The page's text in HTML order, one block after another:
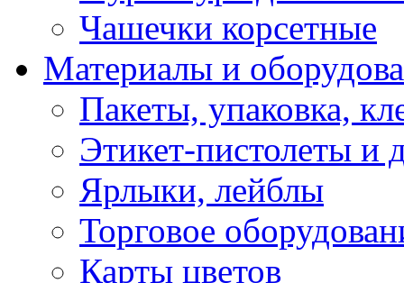
Чашечки корсетные
Материалы и
Пакеты, упаковка,
Этикет-пистолеты и
Ярлыки, лейблы
Торговое
Карты цветов